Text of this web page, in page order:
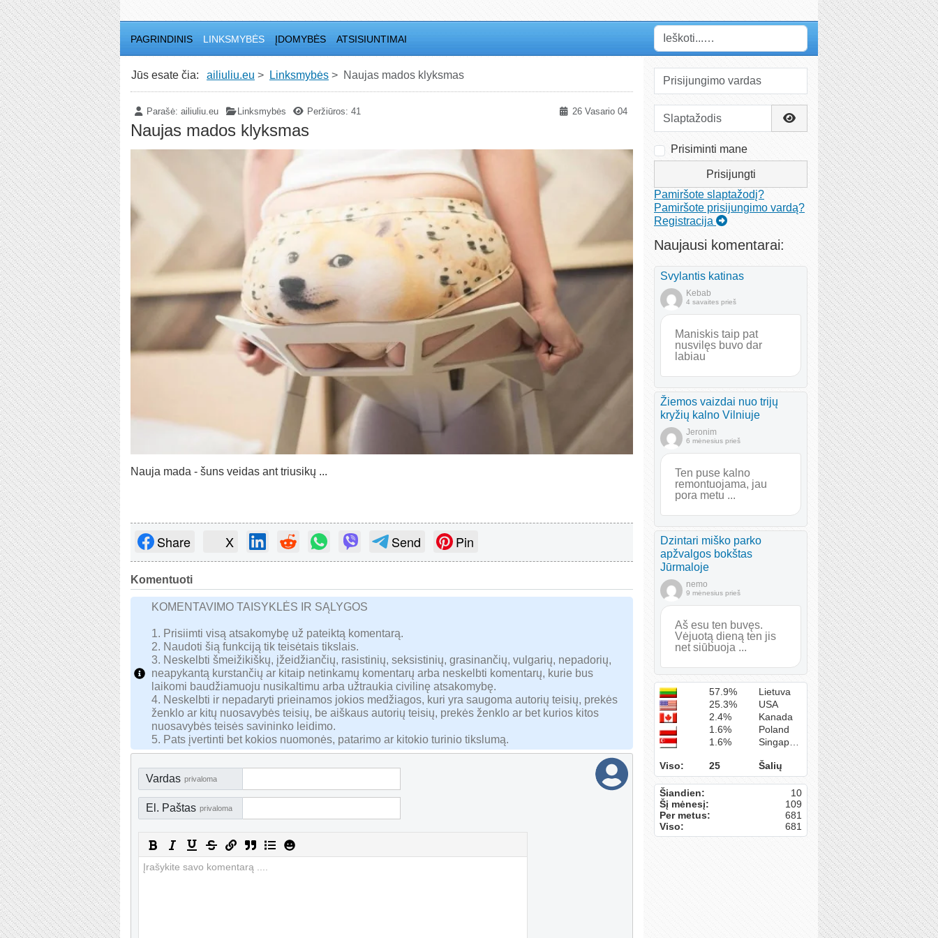
PAGRINDINIS LINKSMYBĖS ĮDOMYBĖS ATSISIUNTIMAI
Paieška
Jūs esate čia: ailiuliu.eu Linksmybės Naujas mados klyksmas
Parašė:ailiuliu.eu Linksmybės 26 Vasario 04
Peržiūros: 41
Naujas mados klyksmas
Nauja mada - šuns veidas ant triusikų ...
Share X Send Pin
Komentuoti
KOMENTAVIMO TAISYKLĖS IR SĄLYGOS
1. Prisiimti visą atsakomybę už pateiktą komentarą.
2. Naudoti šią funkciją tik teisėtais tikslais.
3. Neskelbti šmeižikiškų, įžeidžiančių, rasistinių, seksistinių, grasinančių, vulgarių, nepadorių,
neapykantą kurstančių ar kitaip netinkamų komentarų arba neskelbti komentarų, kurie bus
laikomi baudžiamuoju nusikaltimu arba užtraukia civilinę atsakomybę.
4. Neskelbti ir nepadaryti prieinamos jokios medžiagos, kuri yra saugoma autorių teisių, prekės
ženklo ar kitų nuosavybės teisių, be aiškaus autorių teisių, prekės ženklo ar bet kurios kitos
nuosavybės teisės savininko leidimo.
5. Pats įvertinti bet kokios nuomonės, patarimo ar kitokio turinio tikslumą.
Vardas privaloma
El. Paštas privaloma
Prisijungimo vardas
Slaptažodis
Rodyti slaptažodį
Prisiminti mane
Prisijungti
Pamiršote slaptažodį?
Pamiršote prisijungimo vardą?
Registracija
Naujausi komentarai:
Svylantis katinas
Kebab
4 savaites prieš
Maniskis taip pat
nusvilęs buvo dar
labiau
Žiemos vaizdai nuo trijų
kryžių kalno Vilniuje
Jeronim
6 mėnesius prieš
Ten puse kalno
remontuojama, jau
pora metu ...
Dzintari miško parko
apžvalgos bokštas
Jūrmaloje
nemo
9 mėnesius prieš
Aš esu ten buvęs.
Vėjuotą dieną ten jis
net siūbuoja ...
57.9%
Lietuva
25.3%
USA
2.4%
Kanada
1.6%
Poland
1.6%
Singapūras
Viso: 25 Šalių
Šiandien:
10
Šį mėnesį:
109
Per metus:
681
Viso:
681